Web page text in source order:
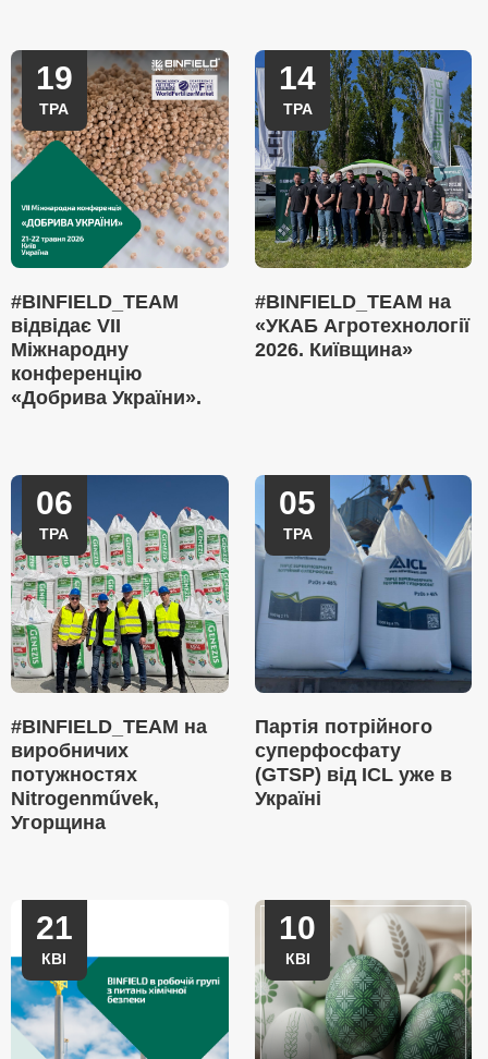
19
ТРА
#BINFIELD_TEAM
відвідає VII
Міжнародну
конференцію
«Добрива України».
14
ТРА
#BINFIELD_TEAM на
«УКАБ Агротехнології
2026. Київщина»
06
ТРА
#BINFIELD_TEAM на
виробничих
потужностях
Nitrogenművek,
Угорщина
05
ТРА
Партія потрійного
суперфосфату
(GTSP) від ICL уже в
Україні
21
КВІ
10
КВІ